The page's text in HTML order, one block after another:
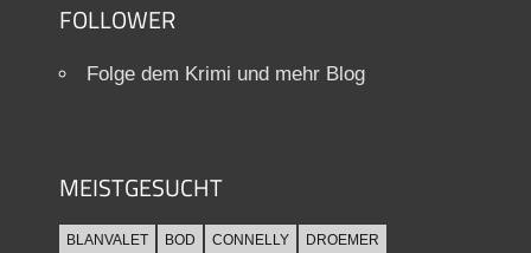
FOLLOWER
Folge dem Krimi und mehr Blog
MEISTGESUCHT
BLANVALET BOD CONNELLY
DROEMER